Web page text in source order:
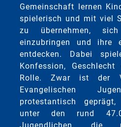
Gemeinschaft lernen
spielerisch und mit viel
zu übernehmen,
einzubringen und ihre
entdecken. Dabei
Konfession,
Rolle. Zwar ist der
Evangelischen
protestantisch
unter den rund